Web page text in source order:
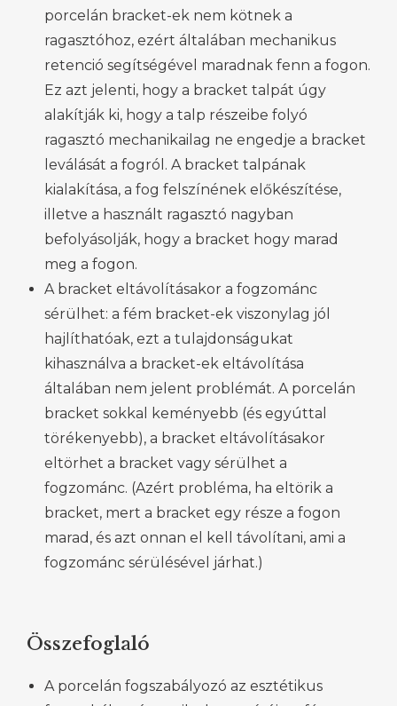
porcelán bracket-ek nem kötnek a
ragasztóhoz, ezért általában mechanikus
retenció segítségével maradnak fenn a fogon.
Ez azt jelenti, hogy a bracket talpát úgy
alakítják ki, hogy a talp részeibe folyó
ragasztó mechanikailag ne engedje a bracket
leválását a fogról. A bracket talpának
kialakítása, a fog felszínének előkészítése,
illetve a használt ragasztó nagyban
befolyásolják, hogy a bracket hogy marad
meg a fogon.
A bracket eltávolításakor a fogzománc
sérülhet: a fém bracket-ek viszonylag jól
hajlíthatóak, ezt a tulajdonságukat
kihasználva a bracket-ek eltávolítása
általában nem jelent problémát. A porcelán
bracket sokkal keményebb (és egyúttal
törékenyebb), a bracket eltávolításakor
eltörhet a bracket vagy sérülhet a
fogzománc. (Azért probléma, ha eltörik a
bracket, mert a bracket egy része a fogon
marad, és azt onnan el kell távolítani, ami a
fogzománc sérülésével járhat.)
Összefoglaló
A porcelán fogszabályozó az esztétikus